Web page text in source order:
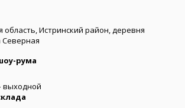
область, Истринский район, деревня
Северная
рума
выходной